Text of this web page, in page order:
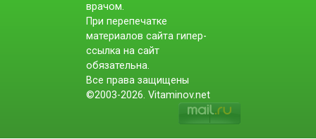
врачом.
При перепечатке
материалов сайта гипер-
ссылка на сайт
обязательна.
Все права защищены
©2003-2026. Vitaminov.net